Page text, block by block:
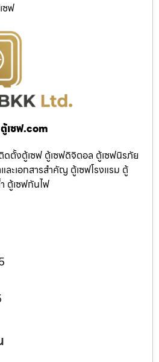
ซฟ
ตู้เซฟ.com
ดตั้งตู้เซฟ ตู้เซฟดิจิตอล ตู้เซฟนิรภัย
ละเอกสารสำคัญ ตู้เซฟโรงแรม ตู้
ตู้เซฟกันไฟ